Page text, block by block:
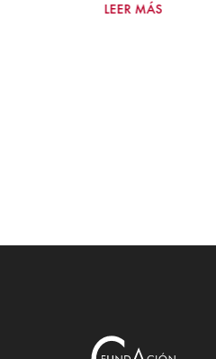
LEER MÁS